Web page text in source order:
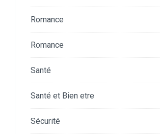
Romance
Romance
Santé
Santé et Bien etre
Sécurité